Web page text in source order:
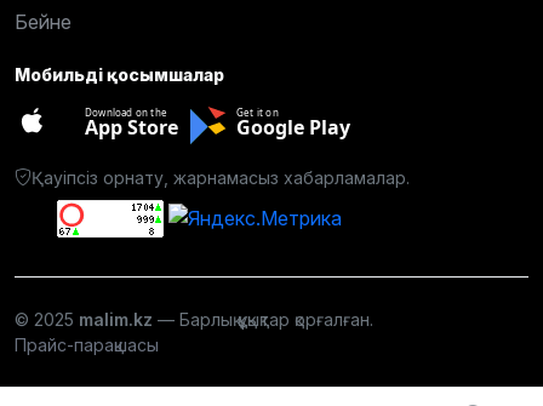
Бейне
Мобильді қосымшалар
Download on the
App Store
Get it on
Google Play
Қауіпсіз орнату, жарнамасыз хабарламалар.
© 2025 malim.kz — Барлық құқықтар қорғалған.
Прайс-парақшасы